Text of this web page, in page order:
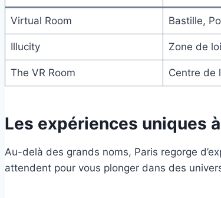
Virtual Room Bastille,
Illucity Zone de
The VR Room Centre de
Les expériences uniques
Au-delà des grands noms, Paris regorge
attendent pour vous plonger dans des